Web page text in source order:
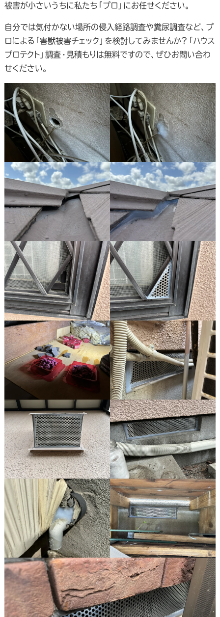
被害が小さいうちに私たち「プロ」にお任せください。
自分では気付かない場所の侵入経路調査や糞尿調査など、プ
ロによる「害獣被害チェック」を検討してみませんか？「ハウス
プロテクト」調査・見積もりは無料ですので、ぜひお問い合わ
せください。